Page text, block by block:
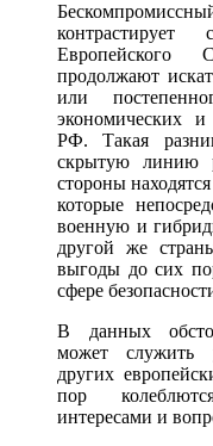
продолжают
или
экономических
РФ. Такая
скрытую линию
стороны
которые
военную и
другой же
выгоды до сих
сфере
В данных
может служить
других
пор
интересами и